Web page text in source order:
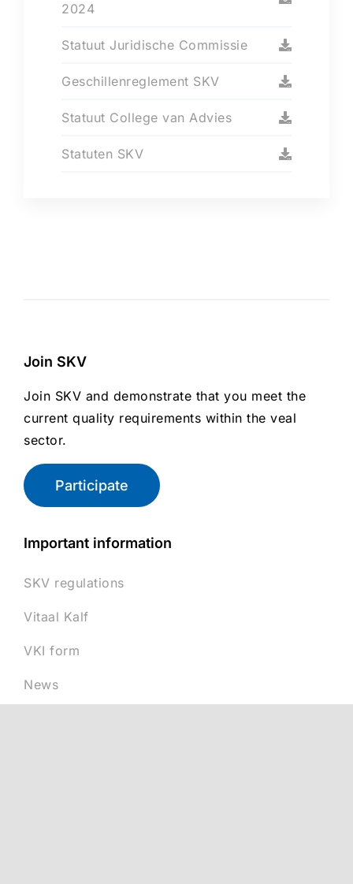
2024
Statuut Juridische Commissie
Geschillenreglement SKV
Statuut College van Advies
Statuten SKV
Join SKV
Join SKV and demonstrate that you meet the
current quality requirements within the veal
sector.
Participate
Important information
SKV regulations
Vitaal Kalf
VKI form
News